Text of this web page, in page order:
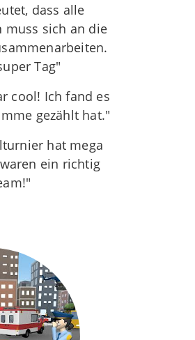
dass alle
muss sich an die
Tag"
cool! Ich fand es
gezählt hat."
hat mega
ein richtig